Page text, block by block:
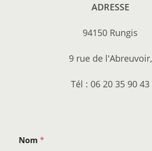
ADRESSE
94150 Rungis
9 rue de l'Abreuvoir,
Tél : 06 20 35 90 43
Nom*